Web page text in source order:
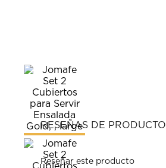
RESEÑAS DE PRODUCTO
Reseñar este producto